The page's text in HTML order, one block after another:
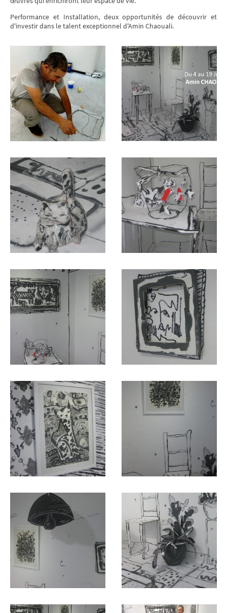
Performance et Installation, deux opportunités de découvrir et
d'investir dans le talent exceptionnel d'Amin Chaouali.